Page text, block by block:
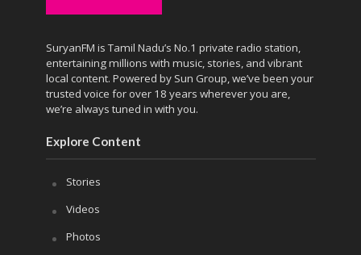
SuryanFM is Tamil Nadu’s No.1 private radio station,
entertaining millions with music, stories, and vibrant
local content. Powered by Sun Group, we’ve been your
trusted voice for over 18 years wherever you are,
we’re always tuned in with you.
Explore Content
Stories
Videos
Photos